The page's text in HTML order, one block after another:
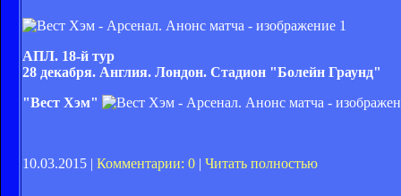
АПЛ. 18-й тур
28 декабря. Англия. Лондон. Стадион "Болейн Граунд"
"Вест Хэм"
10.03.2015 | Комментарии: 0 | Читать полностью